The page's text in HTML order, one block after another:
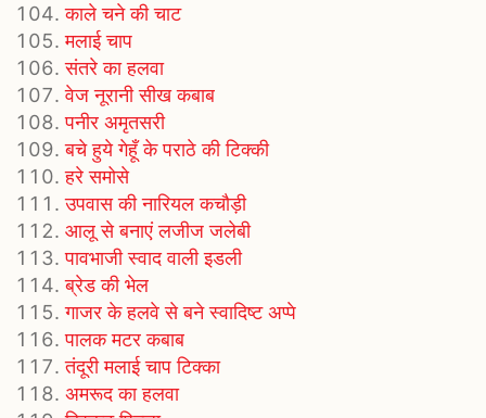
काले चने की चाट
मलाई चाप
संतरे का हलवा
वेज नूरानी सीख कबाब
पनीर अमृतसरी
बचे हुये गेहूँ के पराठे की टिक्की
हरे समोसे
उपवास की नारियल कचौड़ी
आलू से बनाएं लजीज जलेबी
पावभाजी स्वाद वाली इडली
ब्रेड की भेल
गाजर के हलवे से बने स्वादिष्ट अप्पे
पालक मटर कबाब
तंदूरी मलाई चाप टिक्का
अमरूद का हलवा